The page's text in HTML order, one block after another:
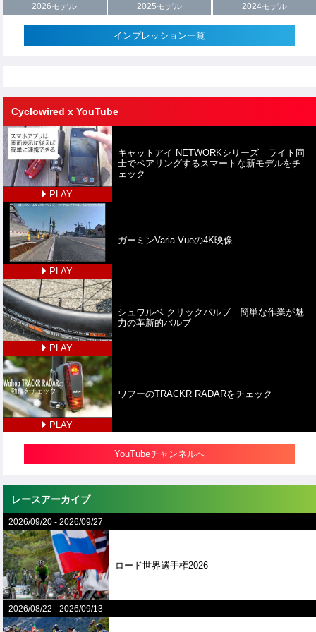
2026モデル 2025モデル 2024モデル
インプレッション一覧
Cyclowired x YouTube
PLAY
キャットアイ NETWORKシリーズ ライト同
士でペアリングするスマートな新モデルをチ
ェック
PLAY
ガーミンVaria Vueの4K映像
PLAY
シュワルベ クリックバルブ 簡単な作業が魅
力の革新的バルブ
PLAY
ワフーのTRACKR RADARをチェック
YouTubeチャンネルへ
レースアーカイブ
2026/09/20 -2026/09/27
ロード世界選手権2026
2026/08/22 -2026/09/13